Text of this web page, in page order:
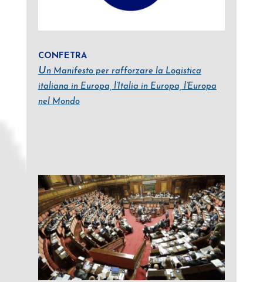
CONFETRA
Un Manifesto per rafforzare la Logistica
italiana in Europa, l’Italia in Europa, l’Europa
nel Mondo